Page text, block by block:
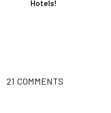
Hotels!
21 COMMENTS